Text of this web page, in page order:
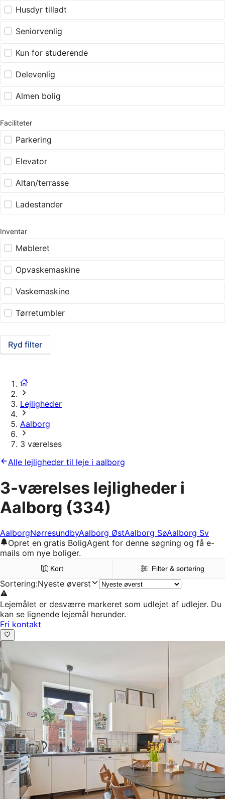
Husdyr tilladt
Seniorvenlig
Kun for studerende
Delevenlig
Almen bolig
Faciliteter
Parkering
Elevator
Altan/terrasse
Ladestander
Inventar
Møbleret
Opvaskemaskine
Vaskemaskine
Tørretumbler
Ryd filter
Lejligheder
Aalborg
3 værelses
Alle lejligheder til leje i aalborg
3-værelses lejligheder i
Aalborg (334)
AalborgNørresundbyAalborg ØstAalborg SøAalborg Sv
Opret en gratis BoligAgent for denne søgning og få e-
mails om nye boliger.
Kort Filter & sortering
Sortering:Nyeste øverst
Lejemålet er desværre markeret som udlejet af udlejer. Du
kan se lignende lejemål herunder.
Fri kontakt